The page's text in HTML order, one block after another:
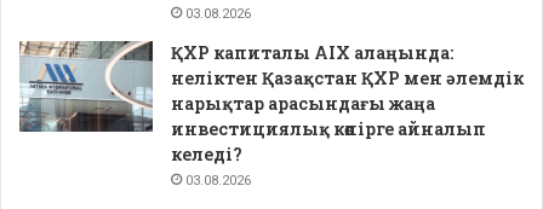
03.08.2026
ҚХР капиталы AIX алаңында:
неліктен Қазақстан ҚХР мен әлемдік
нарықтар арасындағы жаңа
инвестициялық көпірге айналып
келеді?
03.08.2026